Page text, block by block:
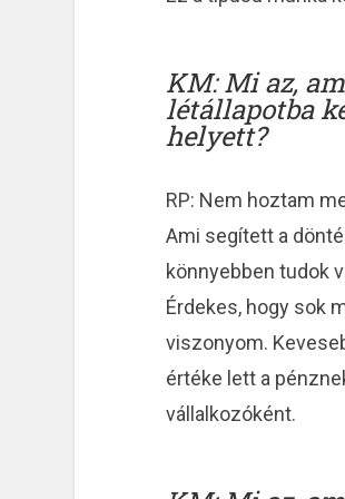
KM: Mi az,
létállapotba
helyett?
RP: Nem hoztam
Ami segített a
könnyebben tudok
Érdekes, hogy sok
viszonyom.
értéke lett a
vállalkozóként.